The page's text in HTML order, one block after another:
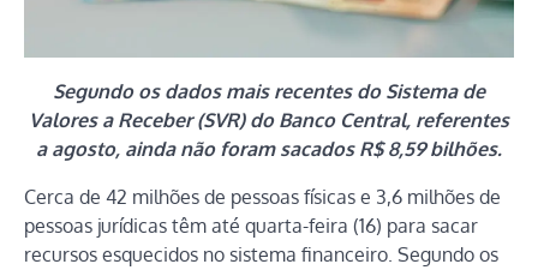
Segundo os dados mais recentes do Sistema de
Valores a Receber (SVR) do Banco Central, referentes
a agosto, ainda não foram sacados R$ 8,59 bilhões.
Cerca de 42 milhões de pessoas físicas e 3,6 milhões de
pessoas jurídicas têm até quarta-feira (16) para sacar
recursos esquecidos no sistema financeiro. Segundo os